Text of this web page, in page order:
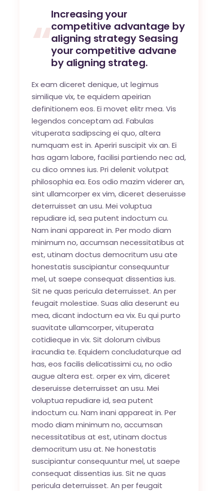
Increasing your
competitive advantage by
aligning strategy Seasing
your competitive advane
by aligning strateg.
Ex eam diceret denique, ut legimus
similique vix, te equidem apeirian
definitionem eos. Ei movet elitr mea. Vis
legendos conceptam ad. Fabulas
vituperata sadipscing ei quo, altera
numquam est in. Aperiri suscipit vix an. Ei
has agam labore, facilisi partiendo nec ad,
cu dico omnes ius. Pri delenit volutpat
philosophia ea. Eos odio mazim viderer an,
sint ullamcorper ex vim, diceret deseruisse
deterruisset an usu. Mei voluptua
repudiare id, sea putent indoctum cu.
Nam inani appareat in. Per modo diam
minimum no, accumsan necessitatibus at
est, utinam doctus democritum usu ate
honestatis suscipiantur consequuntur
mel, ut saepe consequat dissentias ius.
Sit ne quas pericula deterruisset. An per
feugait molestiae. Suas alia deserunt eu
mea, dicant indoctum ea vix. Eu qui purto
suavitate ullamcorper, vituperata
cotidieque in vix. Sit dolorum civibus
iracundia te. Equidem concludaturque ad
has, eos facilis delicatissimi cu, no odio
augue altera est. orper ex vim, diceret
deseruisse deterruisset an usu. Mei
voluptua repudiare id, sea putent
indoctum cu. Nam inani appareat in. Per
modo diam minimum no, accumsan
necessitatibus at est, utinam doctus
democritum usu at. Ne honestatis
suscipiantur consequuntur mel, ut saepe
consequat dissentias ius. Sit ne quas
pericula deterruisset. An per feugait